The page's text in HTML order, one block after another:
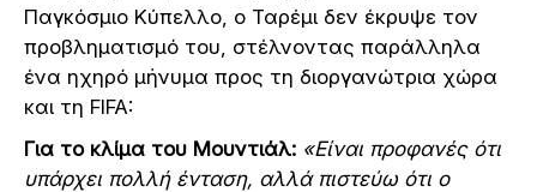
Παγκόσμιο Κύπελλο, ο Ταρέμι δεν έκρυψε τον
προβληματισμό του, στέλνοντας παράλληλα
ένα ηχηρό μήνυμα προς τη διοργανώτρια χώρα
και τη FIFA:
Για το κλίμα του Μουντιάλ: «Είναι προφανές ότι
υπάρχει πολλή ένταση, αλλά πιστεύω ότι ο